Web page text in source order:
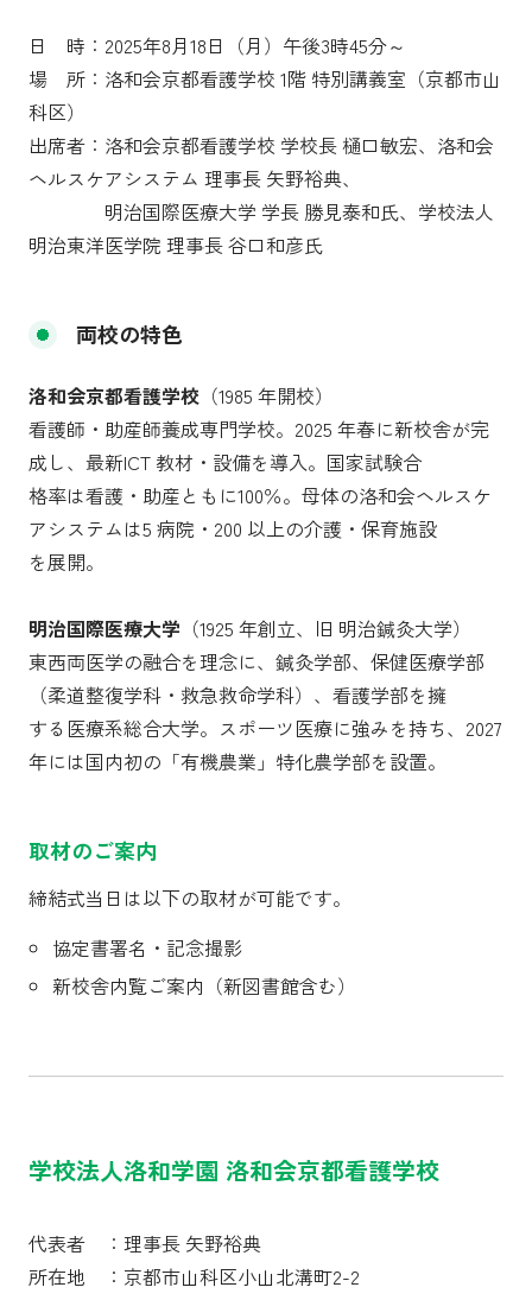
日 時：2025年8月18日（月）午後3時45分～
場 所：洛和会京都看護学校 1階 特別講義室（京都市山
科区）
出席者：洛和会京都看護学校 学校長 樋口敏宏、洛和会
ヘルスケアシステム 理事長 矢野裕典、
明治国際医療大学 学長 勝見泰和氏、学校法人
明治東洋医学院 理事長 谷口和彦氏
両校の特色
洛和会京都看護学校 （1985 年開校）
看護師・助産師養成専門学校。2025 年春に新校舎が完
成し、最新ICT 教材・設備を導入。国家試験合
格率は看護・助産ともに100％。母体の洛和会ヘルスケ
アシステムは5 病院・200 以上の介護・保育施設
を展開。
明治国際医療大学 （1925 年創立、旧 明治鍼灸大学）
東西両医学の融合を理念に、鍼灸学部、保健医療学部
（柔道整復学科・救急救命学科）、看護学部を擁
する医療系総合大学。スポーツ医療に強みを持ち、2027
年には国内初の「有機農業」特化農学部を設置。
取材のご案内
締結式当日は以下の取材が可能です。
協定書署名・記念撮影
新校舎内覧ご案内（新図書館含む）
学校法人洛和学園 洛和会京都看護学校
代表者 ：理事長 矢野裕典
所在地 ：京都市山科区小山北溝町2-2